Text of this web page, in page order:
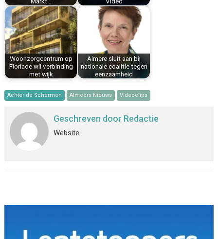
Woonzorgcentrum op
Floriade wil verbinding
met wijk
Almere sluit aan bij
nationale coalitie tegen
eenzaamheid
Achter de Schermen Almeers Nieuws Videoclips
Geschreven door Redactie
Website